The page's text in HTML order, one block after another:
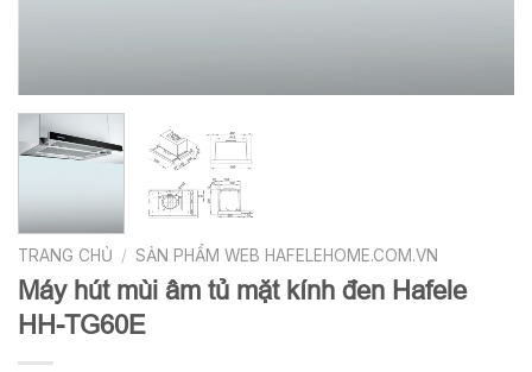
TRANG CHỦ / SẢN PHẨM WEB HAFELEHOME.COM.VN
Máy hút mùi âm tủ mặt kính đen Hafele
HH-TG60E